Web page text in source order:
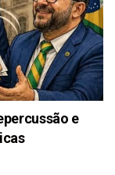
e